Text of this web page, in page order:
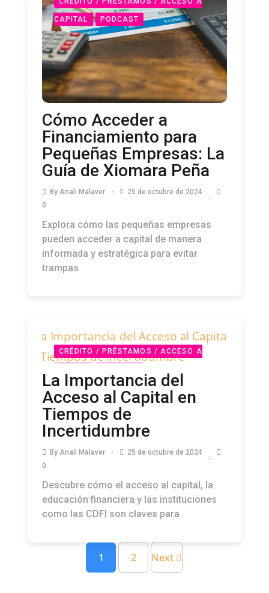
CAPITAL PODCAST
Cómo Acceder a
Financiamiento para
Pequeñas Empresas: La
Guía de Xiomara Peña
By Anali Malaver
25 de octubre de 2024
0
Explora cómo las pequeñas empresas
pueden acceder a capital de manera
informada y estratégica para evitar
trampas
CRÉDITO / PRÉSTAMOS / ACCESO A
La Importancia del
Acceso al Capital en
Tiempos de
Incertidumbre
By Anali Malaver
25 de octubre de 2024
0
Descubre cómo el acceso al capital, la
educación financiera y las instituciones
como las CDFI son claves para
1 2 Next